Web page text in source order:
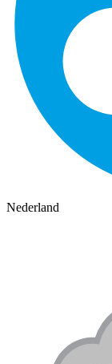
Nederland